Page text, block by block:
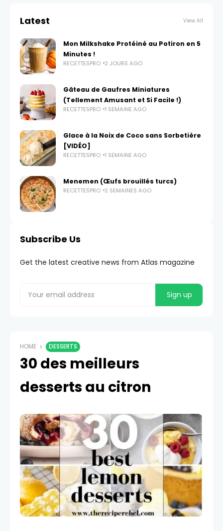
Latest View All
Mon Milkshake Protéiné au Potiron en 5
Minutes !
RECETTESPRO 2 JOURS AGO
Gâteau de Gaufres Miniatures
(Tellement Amusant et Si Facile !)
RECETTESPRO 1 SEMAINE AGO
Glace à la Noix de Coco sans Sorbetière
[VIDÉO]
RECETTESPRO 1 SEMAINE AGO
Menemen (Œufs brouillés turcs)
RECETTESPRO 2 SEMAINES AGO
Subscribe Us
Get the latest creative news from Atlas magazine
HOME DESSERTS
30 des meilleurs
desserts au citron